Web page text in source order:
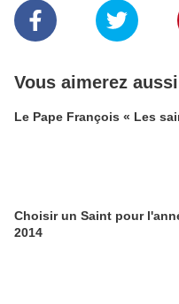
Vous aimerez aussi
Le Pape François « Les
Choisir un Saint pour
2014